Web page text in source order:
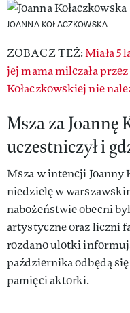
JOANNA KOŁACZKOWSKA
ZOBACZ TEŻ:Miała 5
jej mama milczała
Kołaczkowskiej nie
Msza za Joannę
uczestniczył i
Msza w intencji Joanny
niedzielę w
nabożeństwie obecni
artystyczne oraz liczni
rozdano ulotki
października odbędą
pamięci aktorki.